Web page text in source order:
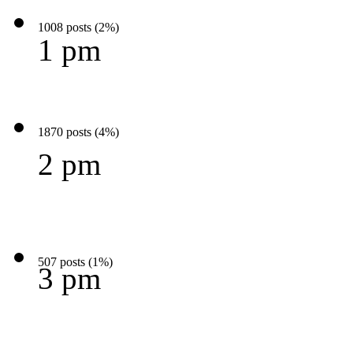
1008 posts (2%)
1 pm
1870 posts (4%)
2 pm
507 posts (1%)
3 pm